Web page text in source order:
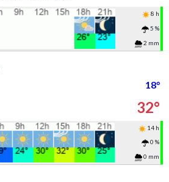
8 h
5 %
2 mm
18°
32°
14 h
0 %
0 mm